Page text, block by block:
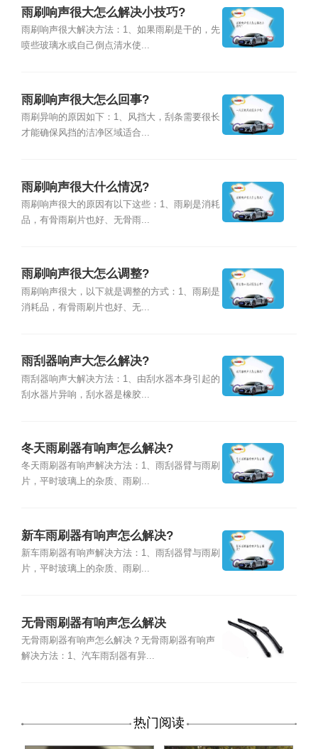
雨刷响声很大怎么解决小技巧?
雨刷响声很大解决方法：1、如果雨刷是干的，先
喷些玻璃水或自己倒点清水使...
雨刷响声很大怎么回事?
雨刷异响的原因如下：1、风挡大，刮条需要很长
才能确保风挡的洁净区域适合...
雨刷响声很大什么情况?
雨刷响声很大的原因有以下这些：1、雨刷是消耗
品，有骨雨刷片也好、无骨雨...
雨刷响声很大怎么调整?
雨刷响声很大，以下就是调整的方式：1、雨刷是
消耗品，有骨雨刷片也好、无...
雨刮器响声大怎么解决?
雨刮器响声大解决方法：1、由刮水器本身引起的
刮水器片异响，刮水器是橡胶...
冬天雨刷器有响声怎么解决?
冬天雨刷器有响声解决方法：1、雨刮器臂与雨刷
片，平时玻璃上的杂质、雨刷...
新车雨刷器有响声怎么解决?
新车雨刷器有响声解决方法：1、雨刮器臂与雨刷
片，平时玻璃上的杂质、雨刷...
无骨雨刷器有响声怎么解决
无骨雨刷器有响声怎么解决？无骨雨刷器有响声
解决方法：1、汽车雨刮器有异...
热门阅读